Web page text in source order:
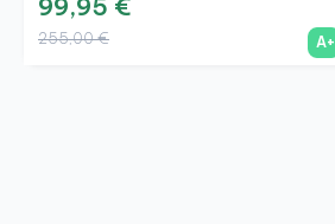
99,95 €
255,00 € A+